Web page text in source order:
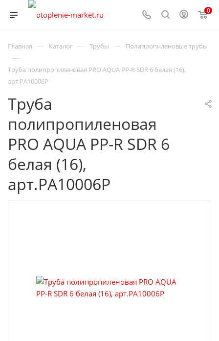
0
Главная — Каталог — Трубы — Полипропиленовые трубы
—
Труба полипропиленовая PRO AQUA PP-R SDR 6 белая (16),
арт.PA10006P
Труба
полипропиленовая
PRO AQUA PP-R SDR 6
белая (16),
арт.PA10006P